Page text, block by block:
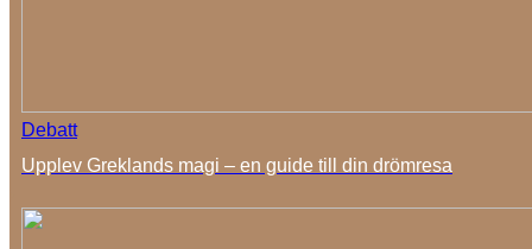
Debatt
Upplev Greklands magi – en guide till din drömresa